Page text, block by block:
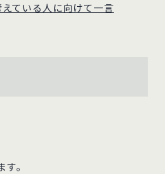
ている人に向けて一言
。